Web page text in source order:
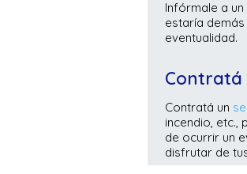
Infórmale a
estaría
eventualidad.
Contratá
Contratá un
incendio, etc.,
de ocurrir un
disfrutar de